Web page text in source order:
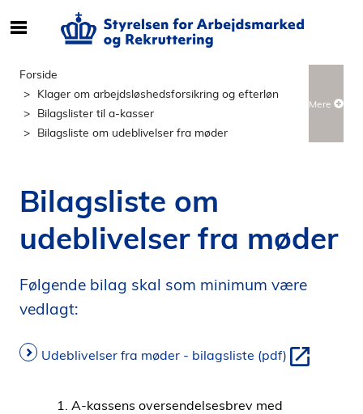
e
f
t
n
h
l
d
p
s
Forside
Klager om arbejdsløshedsforsikring og efterløn
Bilagslister til a-kasser
Bilagsliste om udeblivelser fra møder
Mere
Bilagsliste om
udeblivelser fra møder
Følgende bilag skal som minimum være
vedlagt:
Udeblivelser fra møder - bilagsliste (pdf)
A-kassens oversendelsesbrev med